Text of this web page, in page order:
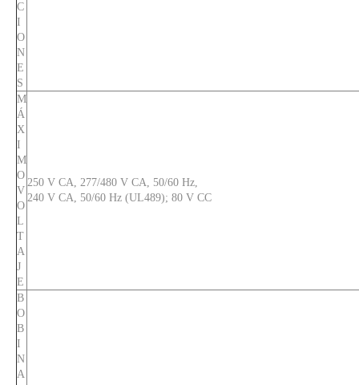
C
I
O
N
E
S
M
Á
X
I
M
O
V
O
L
T
A
J
E
250 V CA, 277/480 V CA, 50/60 Hz,
240 V CA, 50/60 Hz (UL489); 80 V CC
B
O
B
I
N
A